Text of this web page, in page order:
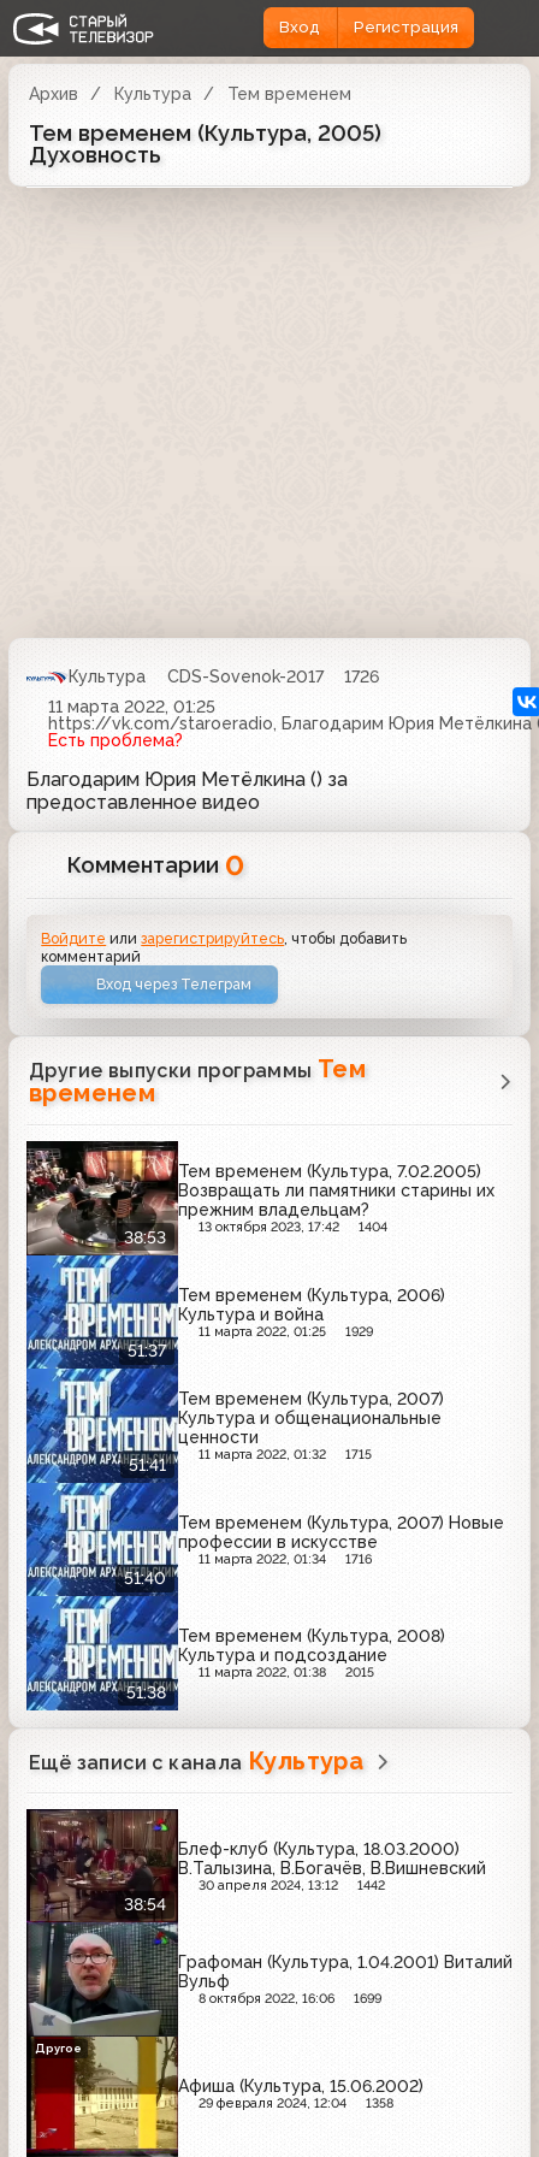
Вход Регистрация
Архив Культура Тем временем
Тем временем (Культура, 2005)
Духовность
Культура CDS-Sovenok-2017
1726
11 марта 2022, 01:25
https://vk.com/staroeradio, Благодарим Юрия Метёлкина
Есть проблема?
Благодарим Юрия Метёлкина () за
предоставленное видео
Комментарии 0
Войдите илизарегистрируйтесь , чтобы добавить
комментарий
Вход через Телеграм
Другие выпуски программы Тем
временем
38:53
Тем временем (Культура, 7.02.2005)
Возвращать ли памятники старины их
прежним владельцам?
13 октября 2023, 17:42 1404
51:37
Тем временем (Культура, 2006)
Культура и война
11 марта 2022, 01:25 1929
51:41
Тем временем (Культура, 2007)
Культура и общенациональные
ценности
11 марта 2022, 01:32 1715
51:40
Тем временем (Культура, 2007) Новые
профессии в искусстве
11 марта 2022, 01:34 1716
51:38
Тем временем (Культура, 2008)
Культура и подсоздание
11 марта 2022, 01:38 2015
Ещё записи с канала Культура
38:54
Блеф-клуб (Культура, 18.03.2000)
В.Талызина, В.Богачёв, В.Вишневский
30 апреля 2024, 13:12 1442
Графоман (Культура, 1.04.2001) Виталий
Вульф
8 октября 2022, 16:06 1699
Афиша (Культура, 15.06.2002)
29 февраля 2024, 12:04 1358
Другое